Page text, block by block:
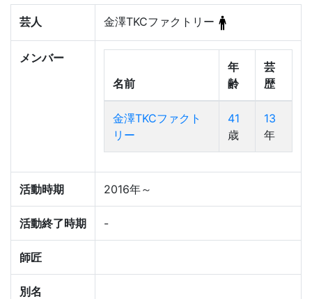
芸人 金澤TKCファクトリー
メンバー
名前
年
齢
芸
歴
金澤TKCファクト
リー
41
歳
13
年
活動時期 2016年～
活動終了時期 -
師匠
別名